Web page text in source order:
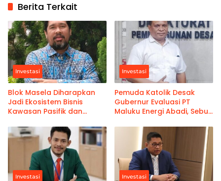
Berita Terkait
Investasi
Blok Masela Diharapkan
Jadi Ekosistem Bisnis
Kawasan Pasifik dan
Investasi
Pemuda Katolik Desak
Gubernur Evaluasi PT
Maluku Energi Abadi, Sebut
Rentan Hambat Investasi
Investasi Investasi